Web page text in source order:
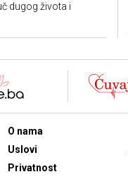
dugog života i
O nama
Uslovi
Privatnost